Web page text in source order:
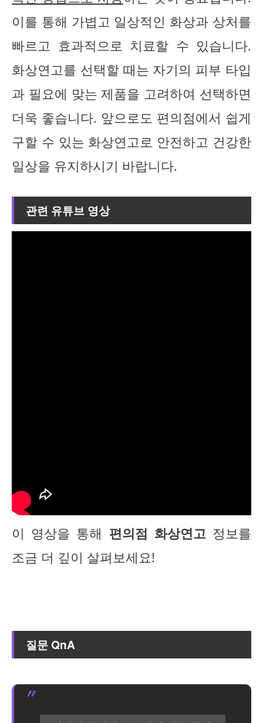
이를 통해 가볍고 일상적인 화상과 상처를
빠르고 효과적으로 치료할 수 있습니다.
화상연고를 선택할 때는 자기의 피부 타입
과 필요에 맞는 제품을 고려하여 선택하면
더욱 좋습니다. 앞으로도 편의점에서 쉽게
구할 수 있는 화상연고로 안전하고 건강한
일상을 유지하시기 바랍니다.
관련 유튜브 영상
이 영상을 통해 편의점 화상연고 정보를
조금 더 깊이 살펴보세요!
질문 QnA